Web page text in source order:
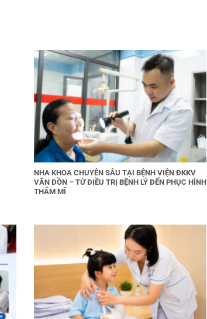
NHA KHOA CHUYÊN SÂU TẠI BỆNH VIỆN ĐKKV
VÂN ĐỒN – TỪ ĐIỀU TRỊ BỆNH LÝ ĐẾN PHỤC HÌNH
THẨM MĨ